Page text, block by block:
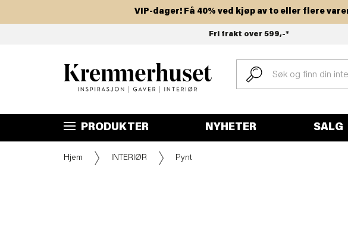
Hopp
VIP-dager! Få 40% ved kjøp av to eller flere varer.
Fri frakt over 599,-*
PRODUKTER NYHETER SALG
Hjem INTERIØR Pynt